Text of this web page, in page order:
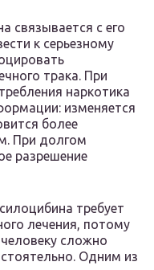
связывается с его
к серьезному
трака. При
наркотика
изменяется
более
При долгом
разрешение
требует
лечения, потому
сложно
Одним из